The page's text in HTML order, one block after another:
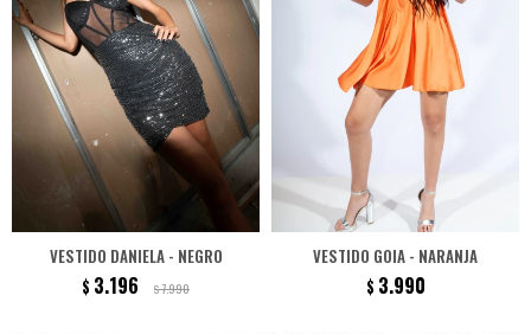
VESTIDO DANIELA - NEGRO
$ 3.196 $7.990
VESTIDO GOIA - NARANJA
$ 3.990